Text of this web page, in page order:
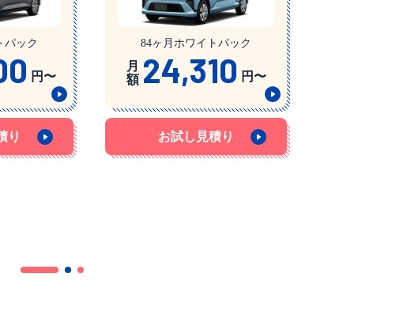
パック
円〜
り
84ヶ月ホワイトパック
月
額 24,310 円〜
お試し見積り